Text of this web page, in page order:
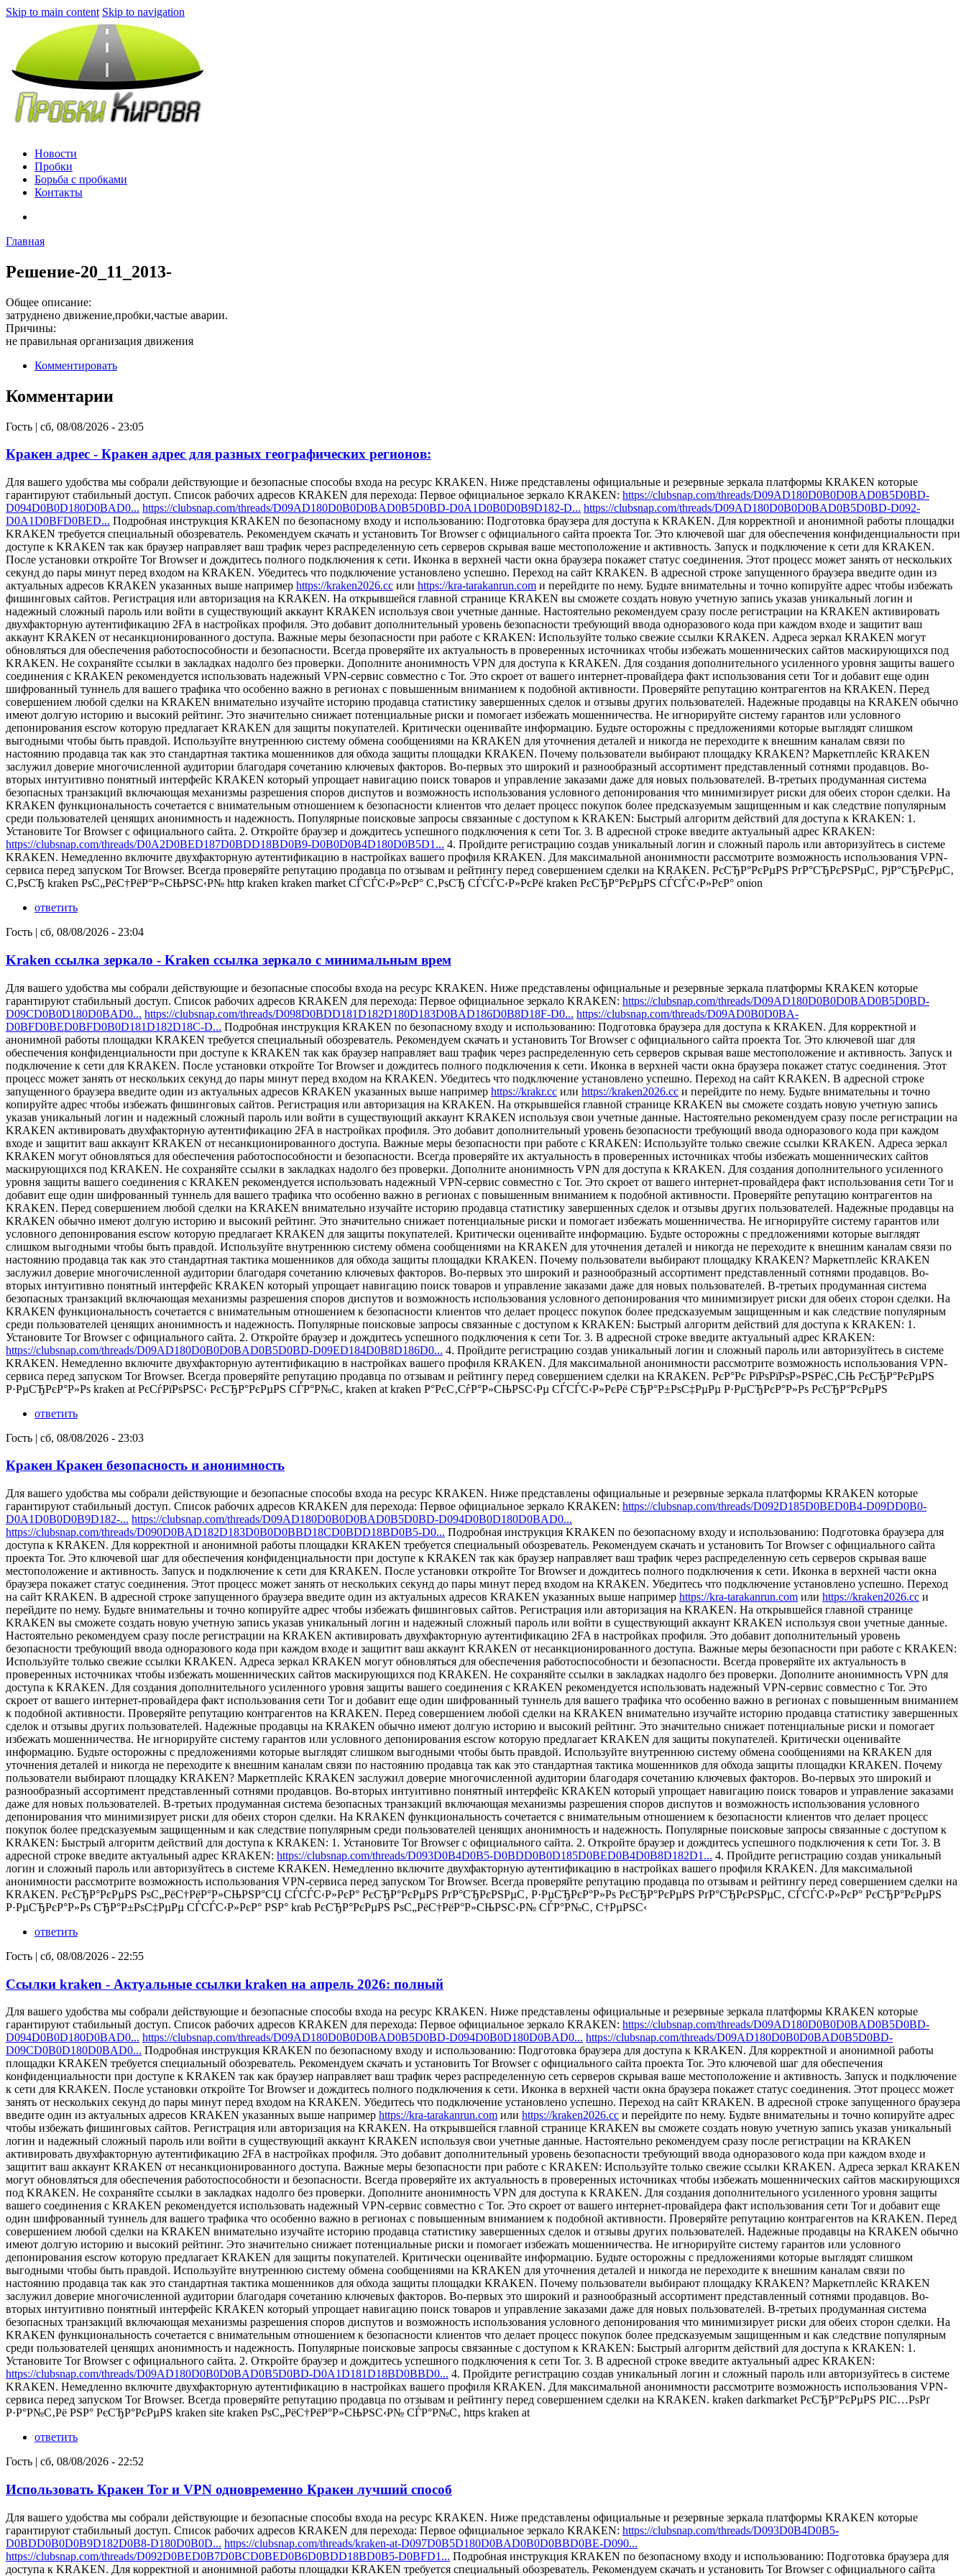
Skip to main content Skip to navigation
Новости
Пробки
Борьба с пробками
Контакты
Главная
Решение-20_11_2013-
Общее описание:
затруднено движение,пробки,частые аварии.
Причины:
не правильная организация движения
Комментировать
Комментарии
Гость | сб, 08/08/2026 - 23:05
Кракен адрес - Кракен адрес для разных географических регионов:
Для вашего удобства мы собрали действующие и безопасные способы входа на ресурс KRAKEN. Ниже представлены официальные и резервные зеркала платформы KRAKEN которые
гарантируют стабильный доступ. Список рабочих адресов KRAKEN для перехода: Первое официальное зеркало KRAKEN: https://clubsnap.com/threads/D09AD180D0B0D0BAD0B5D0BD-
D094D0B0D180D0BAD0... https://clubsnap.com/threads/D09AD180D0B0D0BAD0B5D0BD-D0A1D0B0D0B9D182-D... https://clubsnap.com/threads/D09AD180D0B0D0BAD0B5D0BD-D092-
D0A1D0BFD0BED... Подробная инструкция KRAKEN по безопасному входу и использованию: Подготовка браузера для доступа к KRAKEN. Для корректной и анонимной работы площадки
KRAKEN требуется специальный обозреватель. Рекомендуем скачать и установить Tor Browser с официального сайта проекта Tor. Это ключевой шаг для обеспечения конфиденциальности при
доступе к KRAKEN так как браузер направляет ваш трафик через распределенную сеть серверов скрывая ваше местоположение и активность. Запуск и подключение к сети для KRAKEN.
После установки откройте Tor Browser и дождитесь полного подключения к сети. Иконка в верхней части окна браузера покажет статус соединения. Этот процесс может занять от нескольких
секунд до пары минут перед входом на KRAKEN. Убедитесь что подключение установлено успешно. Переход на сайт KRAKEN. В адресной строке запущенного браузера введите один из
актуальных адресов KRAKEN указанных выше например https://kraken2026.cc или https://kra-tarakanrun.com и перейдите по нему. Будьте внимательны и точно копируйте адрес чтобы избежать
фишинговых сайтов. Регистрация или авторизация на KRAKEN. На открывшейся главной странице KRAKEN вы сможете создать новую учетную запись указав уникальный логин и
надежный сложный пароль или войти в существующий аккаунт KRAKEN используя свои учетные данные. Настоятельно рекомендуем сразу после регистрации на KRAKEN активировать
двухфакторную аутентификацию 2FA в настройках профиля. Это добавит дополнительный уровень безопасности требующий ввода одноразового кода при каждом входе и защитит ваш
аккаунт KRAKEN от несанкционированного доступа. Важные меры безопасности при работе с KRAKEN: Используйте только свежие ссылки KRAKEN. Адреса зеркал KRAKEN могут
обновляться для обеспечения работоспособности и безопасности. Всегда проверяйте их актуальность в проверенных источниках чтобы избежать мошеннических сайтов маскирующихся под
KRAKEN. Не сохраняйте ссылки в закладках надолго без проверки. Дополните анонимность VPN для доступа к KRAKEN. Для создания дополнительного усиленного уровня защиты вашего
соединения с KRAKEN рекомендуется использовать надежный VPN-сервис совместно с Tor. Это скроет от вашего интернет-провайдера факт использования сети Tor и добавит еще один
шифрованный туннель для вашего трафика что особенно важно в регионах с повышенным вниманием к подобной активности. Проверяйте репутацию контрагентов на KRAKEN. Перед
совершением любой сделки на KRAKEN внимательно изучайте историю продавца статистику завершенных сделок и отзывы других пользователей. Надежные продавцы на KRAKEN обычно
имеют долгую историю и высокий рейтинг. Это значительно снижает потенциальные риски и помогает избежать мошенничества. Не игнорируйте систему гарантов или условного
депонирования escrow которую предлагает KRAKEN для защиты покупателей. Критически оценивайте информацию. Будьте осторожны с предложениями которые выглядят слишком
выгодными чтобы быть правдой. Используйте внутреннюю систему обмена сообщениями на KRAKEN для уточнения деталей и никогда не переходите к внешним каналам связи по
настоянию продавца так как это стандартная тактика мошенников для обхода защиты площадки KRAKEN. Почему пользователи выбирают площадку KRAKEN? Маркетплейс KRAKEN
заслужил доверие многочисленной аудитории благодаря сочетанию ключевых факторов. Во-первых это широкий и разнообразный ассортимент представленный сотнями продавцов. Во-
вторых интуитивно понятный интерфейс KRAKEN который упрощает навигацию поиск товаров и управление заказами даже для новых пользователей. В-третьих продуманная система
безопасных транзакций включающая механизмы разрешения споров диспутов и возможность использования условного депонирования что минимизирует риски для обеих сторон сделки. На
KRAKEN функциональность сочетается с внимательным отношением к безопасности клиентов что делает процесс покупок более предсказуемым защищенным и как следствие популярным
среди пользователей ценящих анонимность и надежность. Популярные поисковые запросы связанные с доступом к KRAKEN: Быстрый алгоритм действий для доступа к KRAKEN: 1.
Установите Tor Browser с официального сайта. 2. Откройте браузер и дождитесь успешного подключения к сети Tor. 3. В адресной строке введите актуальный адрес KRAKEN:
https://clubsnap.com/threads/D0A2D0BED187D0BDD18BD0B9-D0B0D0B4D180D0B5D1... 4. Пройдите регистрацию создав уникальный логин и сложный пароль или авторизуйтесь в системе
KRAKEN. Немедленно включите двухфакторную аутентификацию в настройках вашего профиля KRAKEN. Для максимальной анонимности рассмотрите возможность использования VPN-
сервиса перед запуском Tor Browser. Всегда проверяйте репутацию продавца по отзывам и рейтингу перед совершением сделки на KRAKEN. РєСЂР°РєРµРЅ РґР°СЂРєРЅРµС‚ РјР°СЂРєРµС‚
С‚РѕСЂ kraken РѕС„РёС†РёР°Р»СЊРЅС‹Р№ http kraken kraken market СЃСЃС‹Р»РєР° С‚РѕСЂ СЃСЃС‹Р»РєРё kraken РєСЂР°РєРµРЅ СЃСЃС‹Р»РєР° onion
ответить
Гость | сб, 08/08/2026 - 23:04
Kraken ссылка зеркало - Kraken ссылка зеркало с минимальным врем
Для вашего удобства мы собрали действующие и безопасные способы входа на ресурс KRAKEN. Ниже представлены официальные и резервные зеркала платформы KRAKEN которые
гарантируют стабильный доступ. Список рабочих адресов KRAKEN для перехода: Первое официальное зеркало KRAKEN: https://clubsnap.com/threads/D09AD180D0B0D0BAD0B5D0BD-
D09CD0B0D180D0BAD0... https://clubsnap.com/threads/D098D0BDD181D182D180D183D0BAD186D0B8D18F-D0... https://clubsnap.com/threads/D09AD0B0D0BA-
D0BFD0BED0BFD0B0D181D182D18C-D... Подробная инструкция KRAKEN по безопасному входу и использованию: Подготовка браузера для доступа к KRAKEN. Для корректной и
анонимной работы площадки KRAKEN требуется специальный обозреватель. Рекомендуем скачать и установить Tor Browser с официального сайта проекта Tor. Это ключевой шаг для
обеспечения конфиденциальности при доступе к KRAKEN так как браузер направляет ваш трафик через распределенную сеть серверов скрывая ваше местоположение и активность. Запуск и
подключение к сети для KRAKEN. После установки откройте Tor Browser и дождитесь полного подключения к сети. Иконка в верхней части окна браузера покажет статус соединения. Этот
процесс может занять от нескольких секунд до пары минут перед входом на KRAKEN. Убедитесь что подключение установлено успешно. Переход на сайт KRAKEN. В адресной строке
запущенного браузера введите один из актуальных адресов KRAKEN указанных выше например https://krakr.cc или https://kraken2026.cc и перейдите по нему. Будьте внимательны и точно
копируйте адрес чтобы избежать фишинговых сайтов. Регистрация или авторизация на KRAKEN. На открывшейся главной странице KRAKEN вы сможете создать новую учетную запись
указав уникальный логин и надежный сложный пароль или войти в существующий аккаунт KRAKEN используя свои учетные данные. Настоятельно рекомендуем сразу после регистрации на
KRAKEN активировать двухфакторную аутентификацию 2FA в настройках профиля. Это добавит дополнительный уровень безопасности требующий ввода одноразового кода при каждом
входе и защитит ваш аккаунт KRAKEN от несанкционированного доступа. Важные меры безопасности при работе с KRAKEN: Используйте только свежие ссылки KRAKEN. Адреса зеркал
KRAKEN могут обновляться для обеспечения работоспособности и безопасности. Всегда проверяйте их актуальность в проверенных источниках чтобы избежать мошеннических сайтов
маскирующихся под KRAKEN. Не сохраняйте ссылки в закладках надолго без проверки. Дополните анонимность VPN для доступа к KRAKEN. Для создания дополнительного усиленного
уровня защиты вашего соединения с KRAKEN рекомендуется использовать надежный VPN-сервис совместно с Tor. Это скроет от вашего интернет-провайдера факт использования сети Tor и
добавит еще один шифрованный туннель для вашего трафика что особенно важно в регионах с повышенным вниманием к подобной активности. Проверяйте репутацию контрагентов на
KRAKEN. Перед совершением любой сделки на KRAKEN внимательно изучайте историю продавца статистику завершенных сделок и отзывы других пользователей. Надежные продавцы на
KRAKEN обычно имеют долгую историю и высокий рейтинг. Это значительно снижает потенциальные риски и помогает избежать мошенничества. Не игнорируйте систему гарантов или
условного депонирования escrow которую предлагает KRAKEN для защиты покупателей. Критически оценивайте информацию. Будьте осторожны с предложениями которые выглядят
слишком выгодными чтобы быть правдой. Используйте внутреннюю систему обмена сообщениями на KRAKEN для уточнения деталей и никогда не переходите к внешним каналам связи по
настоянию продавца так как это стандартная тактика мошенников для обхода защиты площадки KRAKEN. Почему пользователи выбирают площадку KRAKEN? Маркетплейс KRAKEN
заслужил доверие многочисленной аудитории благодаря сочетанию ключевых факторов. Во-первых это широкий и разнообразный ассортимент представленный сотнями продавцов. Во-
вторых интуитивно понятный интерфейс KRAKEN который упрощает навигацию поиск товаров и управление заказами даже для новых пользователей. В-третьих продуманная система
безопасных транзакций включающая механизмы разрешения споров диспутов и возможность использования условного депонирования что минимизирует риски для обеих сторон сделки. На
KRAKEN функциональность сочетается с внимательным отношением к безопасности клиентов что делает процесс покупок более предсказуемым защищенным и как следствие популярным
среди пользователей ценящих анонимность и надежность. Популярные поисковые запросы связанные с доступом к KRAKEN: Быстрый алгоритм действий для доступа к KRAKEN: 1.
Установите Tor Browser с официального сайта. 2. Откройте браузер и дождитесь успешного подключения к сети Tor. 3. В адресной строке введите актуальный адрес KRAKEN:
https://clubsnap.com/threads/D09AD180D0B0D0BAD0B5D0BD-D09ED184D0B8D186D0... 4. Пройдите регистрацию создав уникальный логин и сложный пароль или авторизуйтесь в системе
KRAKEN. Немедленно включите двухфакторную аутентификацию в настройках вашего профиля KRAKEN. Для максимальной анонимности рассмотрите возможность использования VPN-
сервиса перед запуском Tor Browser. Всегда проверяйте репутацию продавца по отзывам и рейтингу перед совершением сделки на KRAKEN. РєР°Рє РїРѕРїРѕР»РЅРёС‚СЊ РєСЂР°РєРµРЅ
Р·РµСЂРєР°Р»Рѕ kraken at РєСѓРїРѕРЅС‹ РєСЂР°РєРµРЅ СЃР°Р№С‚ kraken at kraken Р°РєС‚СѓР°Р»СЊРЅС‹Рµ СЃСЃС‹Р»РєРё СЂР°Р±РѕС‡РµРµ Р·РµСЂРєР°Р»Рѕ РєСЂР°РєРµРЅ
ответить
Гость | сб, 08/08/2026 - 23:03
Кракен Кракен безопасность и анонимность
Для вашего удобства мы собрали действующие и безопасные способы входа на ресурс KRAKEN. Ниже представлены официальные и резервные зеркала платформы KRAKEN которые
гарантируют стабильный доступ. Список рабочих адресов KRAKEN для перехода: Первое официальное зеркало KRAKEN: https://clubsnap.com/threads/D092D185D0BED0B4-D09DD0B0-
D0A1D0B0D0B9D182-... https://clubsnap.com/threads/D09AD180D0B0D0BAD0B5D0BD-D094D0B0D180D0BAD0...
https://clubsnap.com/threads/D090D0BAD182D183D0B0D0BBD18CD0BDD18BD0B5-D0... Подробная инструкция KRAKEN по безопасному входу и использованию: Подготовка браузера для
доступа к KRAKEN. Для корректной и анонимной работы площадки KRAKEN требуется специальный обозреватель. Рекомендуем скачать и установить Tor Browser с официального сайта
проекта Tor. Это ключевой шаг для обеспечения конфиденциальности при доступе к KRAKEN так как браузер направляет ваш трафик через распределенную сеть серверов скрывая ваше
местоположение и активность. Запуск и подключение к сети для KRAKEN. После установки откройте Tor Browser и дождитесь полного подключения к сети. Иконка в верхней части окна
браузера покажет статус соединения. Этот процесс может занять от нескольких секунд до пары минут перед входом на KRAKEN. Убедитесь что подключение установлено успешно. Переход
на сайт KRAKEN. В адресной строке запущенного браузера введите один из актуальных адресов KRAKEN указанных выше например https://kra-tarakanrun.com или https://kraken2026.cc и
перейдите по нему. Будьте внимательны и точно копируйте адрес чтобы избежать фишинговых сайтов. Регистрация или авторизация на KRAKEN. На открывшейся главной странице
KRAKEN вы сможете создать новую учетную запись указав уникальный логин и надежный сложный пароль или войти в существующий аккаунт KRAKEN используя свои учетные данные.
Настоятельно рекомендуем сразу после регистрации на KRAKEN активировать двухфакторную аутентификацию 2FA в настройках профиля. Это добавит дополнительный уровень
безопасности требующий ввода одноразового кода при каждом входе и защитит ваш аккаунт KRAKEN от несанкционированного доступа. Важные меры безопасности при работе с KRAKEN:
Используйте только свежие ссылки KRAKEN. Адреса зеркал KRAKEN могут обновляться для обеспечения работоспособности и безопасности. Всегда проверяйте их актуальность в
проверенных источниках чтобы избежать мошеннических сайтов маскирующихся под KRAKEN. Не сохраняйте ссылки в закладках надолго без проверки. Дополните анонимность VPN для
доступа к KRAKEN. Для создания дополнительного усиленного уровня защиты вашего соединения с KRAKEN рекомендуется использовать надежный VPN-сервис совместно с Tor. Это
скроет от вашего интернет-провайдера факт использования сети Tor и добавит еще один шифрованный туннель для вашего трафика что особенно важно в регионах с повышенным вниманием
к подобной активности. Проверяйте репутацию контрагентов на KRAKEN. Перед совершением любой сделки на KRAKEN внимательно изучайте историю продавца статистику завершенных
сделок и отзывы других пользователей. Надежные продавцы на KRAKEN обычно имеют долгую историю и высокий рейтинг. Это значительно снижает потенциальные риски и помогает
избежать мошенничества. Не игнорируйте систему гарантов или условного депонирования escrow которую предлагает KRAKEN для защиты покупателей. Критически оценивайте
информацию. Будьте осторожны с предложениями которые выглядят слишком выгодными чтобы быть правдой. Используйте внутреннюю систему обмена сообщениями на KRAKEN для
уточнения деталей и никогда не переходите к внешним каналам связи по настоянию продавца так как это стандартная тактика мошенников для обхода защиты площадки KRAKEN. Почему
пользователи выбирают площадку KRAKEN? Маркетплейс KRAKEN заслужил доверие многочисленной аудитории благодаря сочетанию ключевых факторов. Во-первых это широкий и
разнообразный ассортимент представленный сотнями продавцов. Во-вторых интуитивно понятный интерфейс KRAKEN который упрощает навигацию поиск товаров и управление заказами
даже для новых пользователей. В-третьих продуманная система безопасных транзакций включающая механизмы разрешения споров диспутов и возможность использования условного
депонирования что минимизирует риски для обеих сторон сделки. На KRAKEN функциональность сочетается с внимательным отношением к безопасности клиентов что делает процесс
покупок более предсказуемым защищенным и как следствие популярным среди пользователей ценящих анонимность и надежность. Популярные поисковые запросы связанные с доступом к
KRAKEN: Быстрый алгоритм действий для доступа к KRAKEN: 1. Установите Tor Browser с официального сайта. 2. Откройте браузер и дождитесь успешного подключения к сети Tor. 3. В
адресной строке введите актуальный адрес KRAKEN: https://clubsnap.com/threads/D093D0B4D0B5-D0BDD0B0D185D0BED0B4D0B8D182D1... 4. Пройдите регистрацию создав уникальный
логин и сложный пароль или авторизуйтесь в системе KRAKEN. Немедленно включите двухфакторную аутентификацию в настройках вашего профиля KRAKEN. Для максимальной
анонимности рассмотрите возможность использования VPN-сервиса перед запуском Tor Browser. Всегда проверяйте репутацию продавца по отзывам и рейтингу перед совершением сделки на
KRAKEN. РєСЂР°РєРµРЅ РѕС„РёС†РёР°Р»СЊРЅР°СЏ СЃСЃС‹Р»РєР° РєСЂР°РєРµРЅ РґР°СЂРєРЅРµС‚ Р·РµСЂРєР°Р»Рѕ РєСЂР°РєРµРЅ РґР°СЂРєРЅРµС‚ СЃСЃС‹Р»РєР° РєСЂР°РєРµРЅ
Р·РµСЂРєР°Р»Рѕ СЂР°Р±РѕС‡РµРµ СЃСЃС‹Р»РєР° РЅР° krab РєСЂР°РєРµРЅ РѕС„РёС†РёР°Р»СЊРЅС‹Р№ СЃР°Р№С‚ С†РµРЅС‹
ответить
Гость | сб, 08/08/2026 - 22:55
Ссылки kraken - Актуальные ссылки kraken на апрель 2026: полный
Для вашего удобства мы собрали действующие и безопасные способы входа на ресурс KRAKEN. Ниже представлены официальные и резервные зеркала платформы KRAKEN которые
гарантируют стабильный доступ. Список рабочих адресов KRAKEN для перехода: Первое официальное зеркало KRAKEN: https://clubsnap.com/threads/D09AD180D0B0D0BAD0B5D0BD-
D094D0B0D180D0BAD0... https://clubsnap.com/threads/D09AD180D0B0D0BAD0B5D0BD-D094D0B0D180D0BAD0... https://clubsnap.com/threads/D09AD180D0B0D0BAD0B5D0BD-
D09CD0B0D180D0BAD0... Подробная инструкция KRAKEN по безопасному входу и использованию: Подготовка браузера для доступа к KRAKEN. Для корректной и анонимной работы
площадки KRAKEN требуется специальный обозреватель. Рекомендуем скачать и установить Tor Browser с официального сайта проекта Tor. Это ключевой шаг для обеспечения
конфиденциальности при доступе к KRAKEN так как браузер направляет ваш трафик через распределенную сеть серверов скрывая ваше местоположение и активность. Запуск и подключение
к сети для KRAKEN. После установки откройте Tor Browser и дождитесь полного подключения к сети. Иконка в верхней части окна браузера покажет статус соединения. Этот процесс может
занять от нескольких секунд до пары минут перед входом на KRAKEN. Убедитесь что подключение установлено успешно. Переход на сайт KRAKEN. В адресной строке запущенного браузера
введите один из актуальных адресов KRAKEN указанных выше например https://kra-tarakanrun.com или https://kraken2026.cc и перейдите по нему. Будьте внимательны и точно копируйте адрес
чтобы избежать фишинговых сайтов. Регистрация или авторизация на KRAKEN. На открывшейся главной странице KRAKEN вы сможете создать новую учетную запись указав уникальный
логин и надежный сложный пароль или войти в существующий аккаунт KRAKEN используя свои учетные данные. Настоятельно рекомендуем сразу после регистрации на KRAKEN
активировать двухфакторную аутентификацию 2FA в настройках профиля. Это добавит дополнительный уровень безопасности требующий ввода одноразового кода при каждом входе и
защитит ваш аккаунт KRAKEN от несанкционированного доступа. Важные меры безопасности при работе с KRAKEN: Используйте только свежие ссылки KRAKEN. Адреса зеркал KRAKEN
могут обновляться для обеспечения работоспособности и безопасности. Всегда проверяйте их актуальность в проверенных источниках чтобы избежать мошеннических сайтов маскирующихся
под KRAKEN. Не сохраняйте ссылки в закладках надолго без проверки. Дополните анонимность VPN для доступа к KRAKEN. Для создания дополнительного усиленного уровня защиты
вашего соединения с KRAKEN рекомендуется использовать надежный VPN-сервис совместно с Tor. Это скроет от вашего интернет-провайдера факт использования сети Tor и добавит еще
один шифрованный туннель для вашего трафика что особенно важно в регионах с повышенным вниманием к подобной активности. Проверяйте репутацию контрагентов на KRAKEN. Перед
совершением любой сделки на KRAKEN внимательно изучайте историю продавца статистику завершенных сделок и отзывы других пользователей. Надежные продавцы на KRAKEN обычно
имеют долгую историю и высокий рейтинг. Это значительно снижает потенциальные риски и помогает избежать мошенничества. Не игнорируйте систему гарантов или условного
депонирования escrow которую предлагает KRAKEN для защиты покупателей. Критически оценивайте информацию. Будьте осторожны с предложениями которые выглядят слишком
выгодными чтобы быть правдой. Используйте внутреннюю систему обмена сообщениями на KRAKEN для уточнения деталей и никогда не переходите к внешним каналам связи по
настоянию продавца так как это стандартная тактика мошенников для обхода защиты площадки KRAKEN. Почему пользователи выбирают площадку KRAKEN? Маркетплейс KRAKEN
заслужил доверие многочисленной аудитории благодаря сочетанию ключевых факторов. Во-первых это широкий и разнообразный ассортимент представленный сотнями продавцов. Во-
вторых интуитивно понятный интерфейс KRAKEN который упрощает навигацию поиск товаров и управление заказами даже для новых пользователей. В-третьих продуманная система
безопасных транзакций включающая механизмы разрешения споров диспутов и возможность использования условного депонирования что минимизирует риски для обеих сторон сделки. На
KRAKEN функциональность сочетается с внимательным отношением к безопасности клиентов что делает процесс покупок более предсказуемым защищенным и как следствие популярным
среди пользователей ценящих анонимность и надежность. Популярные поисковые запросы связанные с доступом к KRAKEN: Быстрый алгоритм действий для доступа к KRAKEN: 1.
Установите Tor Browser с официального сайта. 2. Откройте браузер и дождитесь успешного подключения к сети Tor. 3. В адресной строке введите актуальный адрес KRAKEN:
https://clubsnap.com/threads/D09AD180D0B0D0BAD0B5D0BD-D0A1D181D18BD0BBD0... 4. Пройдите регистрацию создав уникальный логин и сложный пароль или авторизуйтесь в системе
KRAKEN. Немедленно включите двухфакторную аутентификацию в настройках вашего профиля KRAKEN. Для максимальной анонимности рассмотрите возможность использования VPN-
сервиса перед запуском Tor Browser. Всегда проверяйте репутацию продавца по отзывам и рейтингу перед совершением сделки на KRAKEN. kraken darkmarket РєСЂР°РєРµРЅ РІС…РѕРґ
Р·Р°Р№С‚Рё РЅР° РєСЂР°РєРµРЅ kraken site kraken РѕС„РёС†РёР°Р»СЊРЅС‹Р№ СЃР°Р№С‚ https kraken at
ответить
Гость | сб, 08/08/2026 - 22:52
Использовать Кракен Tor и VPN одновременно Кракен лучший способ
Для вашего удобства мы собрали действующие и безопасные способы входа на ресурс KRAKEN. Ниже представлены официальные и резервные зеркала платформы KRAKEN которые
гарантируют стабильный доступ. Список рабочих адресов KRAKEN для перехода: Первое официальное зеркало KRAKEN: https://clubsnap.com/threads/D093D0B4D0B5-
D0BDD0B0D0B9D182D0B8-D180D0B0D... https://clubsnap.com/threads/kraken-at-D097D0B5D180D0BAD0B0D0BBD0BE-D090...
https://clubsnap.com/threads/D092D0BED0B7D0BCD0BED0B6D0BDD18BD0B5-D0BFD1... Подробная инструкция KRAKEN по безопасному входу и использованию: Подготовка браузера для
доступа к KRAKEN. Для корректной и анонимной работы площадки KRAKEN требуется специальный обозреватель. Рекомендуем скачать и установить Tor Browser с официального сайта